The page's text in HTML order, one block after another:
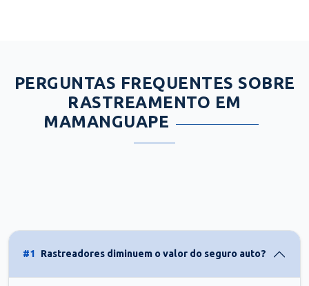
PERGUNTAS FREQUENTES SOBRE
RASTREAMENTO EM
MAMANGUAPE
#1 Rastreadores diminuem o valor do seguro auto?